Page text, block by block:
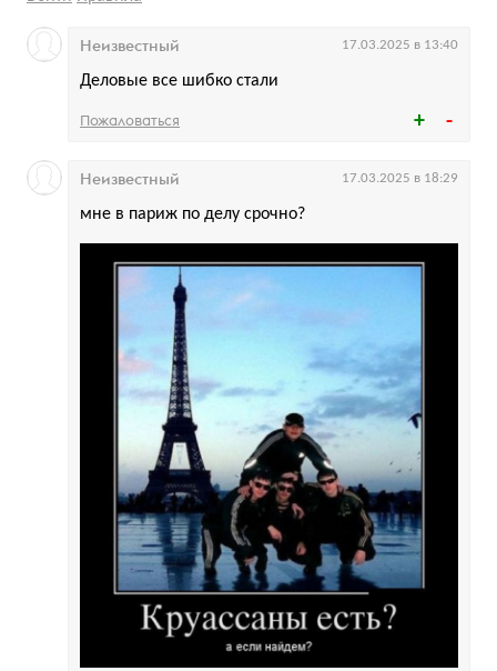
Деловые все шибко стали
Неизвестный 17.03.2025 в 13:40
Пожаловаться
мне в париж по делу срочно?
Неизвестный 17.03.2025 в 18:29